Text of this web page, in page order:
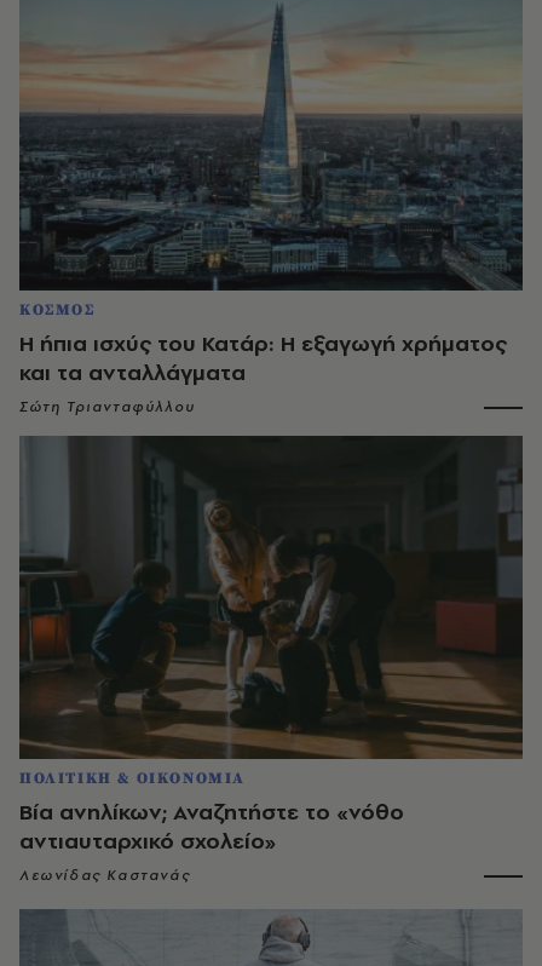
ΚΟΣΜΟΣ
Η ήπια ισχύς του Κατάρ: H εξαγωγή χρήματος
και τα ανταλλάγματα
Σώτη Τριανταφύλλου
ΠΟΛΙΤΙΚΗ & ΟΙΚΟΝΟΜΙΑ
Βία ανηλίκων; Αναζητήστε το «νόθο
αντιαυταρχικό σχολείο»
Λεωνίδας Καστανάς